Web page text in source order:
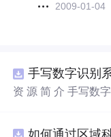
2009-01-04
手写数字识别
资 源 简 介 手写数
如何通过区域